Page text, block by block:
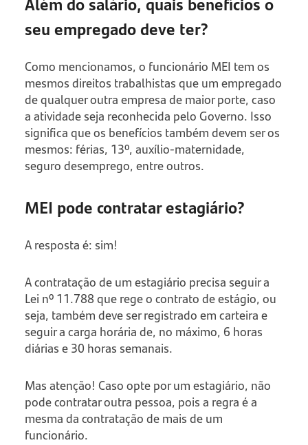
seu empregado deve ter?
Como mencionamos, o funcionário MEI tem os
mesmos direitos trabalhistas que um empregado
de qualquer outra empresa de maior porte, caso
a atividade seja reconhecida pelo Governo. Isso
significa que os benefícios também devem ser os
mesmos: férias, 13º, auxílio-maternidade,
seguro desemprego, entre outros.
MEI pode contratar estagiário?
A resposta é: sim!
A contratação de um estagiário precisa seguir a
Lei nº 11.788 que rege o contrato de estágio, ou
seja, também deve ser registrado em carteira e
seguir a carga horária de, no máximo, 6 horas
diárias e 30 horas semanais.
Mas atenção! Caso opte por um estagiário, não
pode contratar outra pessoa, pois a regra é a
mesma da contratação de mais de um
funcionário.